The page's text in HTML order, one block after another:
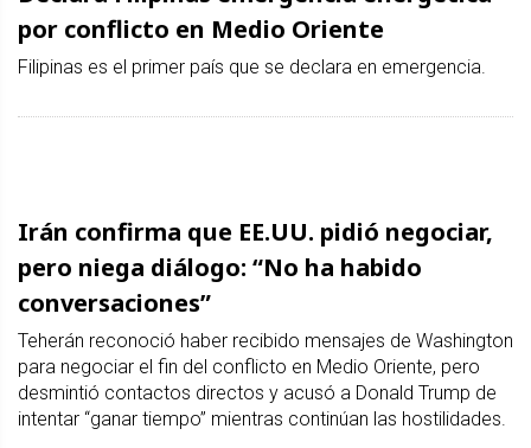
por conflicto en Medio Oriente
Filipinas es el primer país que se declara en emergencia.
Irán confirma que EE.UU. pidió negociar,
pero niega diálogo: “No ha habido
conversaciones”
Teherán reconoció haber recibido mensajes de Washington
para negociar el fin del conflicto en Medio Oriente, pero
desmintió contactos directos y acusó a Donald Trump de
intentar “ganar tiempo” mientras continúan las hostilidades.